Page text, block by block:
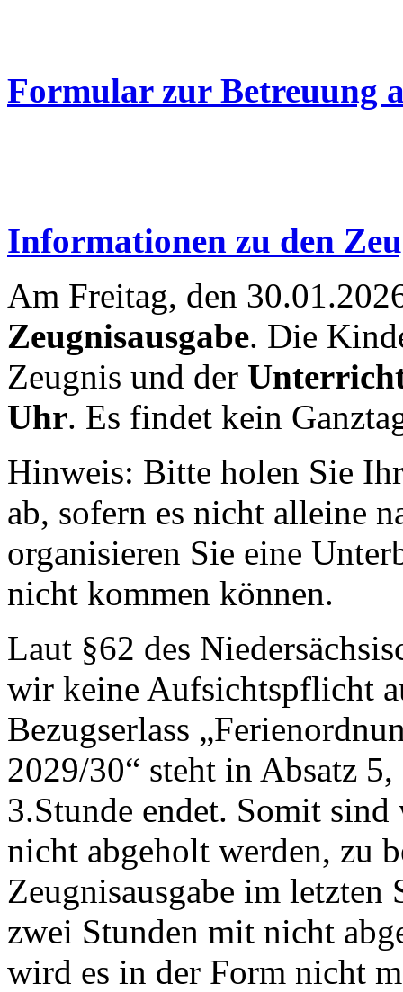
Formular zur Betreuung
Informationen zu den
Am Freitag, den
Zeugnisausgabe. Die
Zeugnis und der
Uhr. Es findet kein
Hinweis: Bitte holen Sie
ab, sofern es nicht alleine
organisieren Sie eine
nicht kommen können.
Laut §62 des
wir keine Aufsichtspflicht
Bezugserlass
2029/30“ steht in Absatz
3.Stunde endet. Somit
nicht abgeholt werden, zu
Zeugnisausgabe im
zwei Stunden mit nicht
wird es in der Form nicht